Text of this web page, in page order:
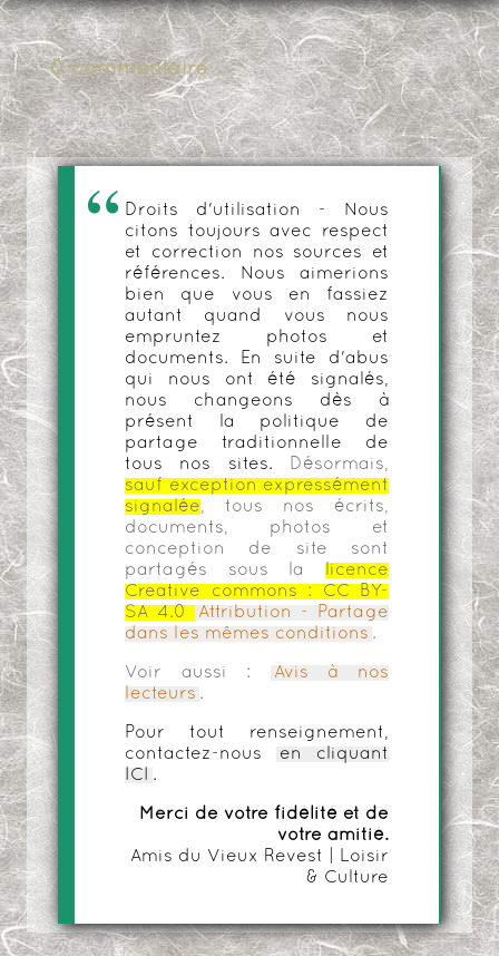
0 commentaire
Droits d'utilisation - Nous
citons toujours avec respect
et correction nos sources et
références. Nous aimerions
bien que vous en fassiez
autant quand vous nous
empruntez photos et
documents. En suite d'abus
qui nous ont été signalés,
nous changeons dès à
présent la politique de
partage traditionnelle de
tous nos sites.
Désormais,
sauf exception expressément
signalée, tous nos écrits,
documents, photos et
conception de site sont
partagés sous la
licence
Creative commons :
CC BY-
SA 4.0
Attribution - Partage
dans les mêmes conditions .
Voir aussi :
Avis à nos
lecteurs .
Pour tout renseignement,
contactez-nous
en cliquant
ICI
.
Merci de votre fidélité et de
votre amitié.
Amis du Vieux Revest | Loisir
& Culture